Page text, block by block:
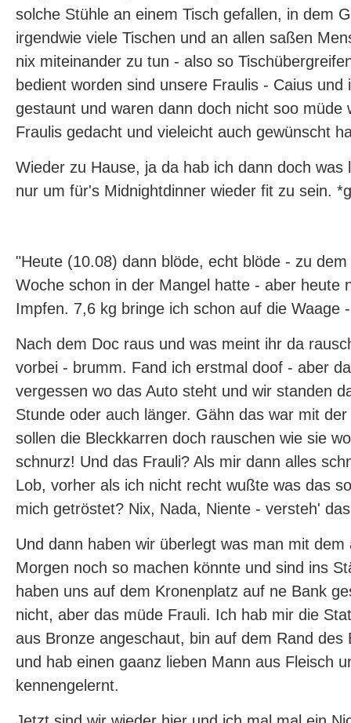
solche Stühle an einem Tisch gefallen, in dem
irgendwie viele Tischen und an allen saßen
nix miteinander zu tun - also so
bedient worden sind unsere Fraulis - Caius und
gestaunt und waren dann doch nicht soo müde
Fraulis gedacht und vieleicht auch gewünscht
Wieder zu Hause, ja da hab ich dann doch was
nur um für's Midnightdinner wieder fit zu sein.
"Heute (10.08) dann blöde, echt blöde - zu
Woche schon in der Mangel hatte - aber heute
Impfen. 7,6 kg bringe ich schon auf die Waage
Nach dem Doc raus und was meint ihr da
vorbei - brumm. Fand ich erstmal doof - aber
vergessen wo das Auto steht und wir standen
Stunde oder auch länger. Gähn das war mit
sollen die Bleckkarren doch rauschen wie sie
schnurz! Und das Frauli? Als mir dann alles
Lob, vorher als ich nicht recht wußte was das
mich getröstet? Nix, Nada, Niente - versteh'
Und dann haben wir überlegt was man mit dem
Morgen noch so machen könnte und sind ins
haben uns auf dem Kronenplatz auf ne Bank
nicht, aber das müde Frauli. Ich hab mir die
aus Bronze angeschaut, bin auf dem Rand des
und hab einen gaanz lieben Mann aus Fleisch
kennengelernt.